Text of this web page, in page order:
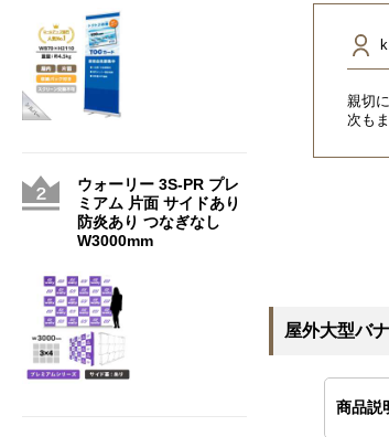
親切
次も
屋外大型バ
商品説
ウォーリー 3S-PR プレ
ミアム 片面 サイドあり
防炎あり つなぎなし
W3000mm